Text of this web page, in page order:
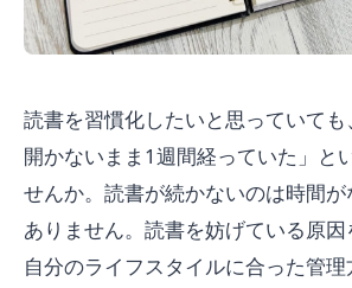
読書を習慣化したいと思っていて
開かないまま1週間経っていた」と
せんか。読書が続かないのは時間
ありません。読書を妨げている原因
自分のライフスタイルに合った管